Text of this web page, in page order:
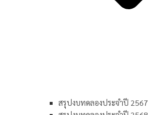
สรุปงบทดลองประจำปี 2567